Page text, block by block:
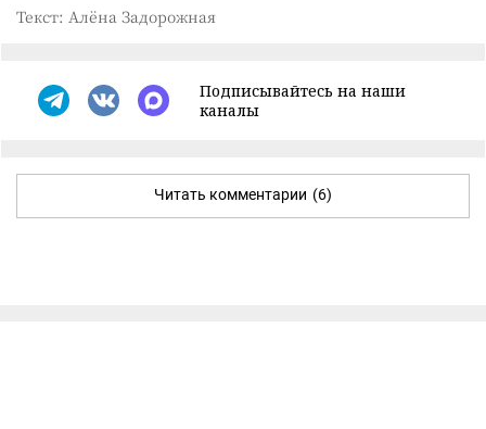
Текст: Алёна Задорожная
Подписывайтесь на наши
каналы
Читать комментарии (6)